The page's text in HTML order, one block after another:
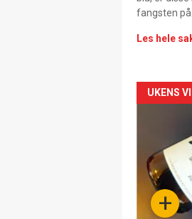
fangsten på.
Les hele
nå
-
+
UKENS